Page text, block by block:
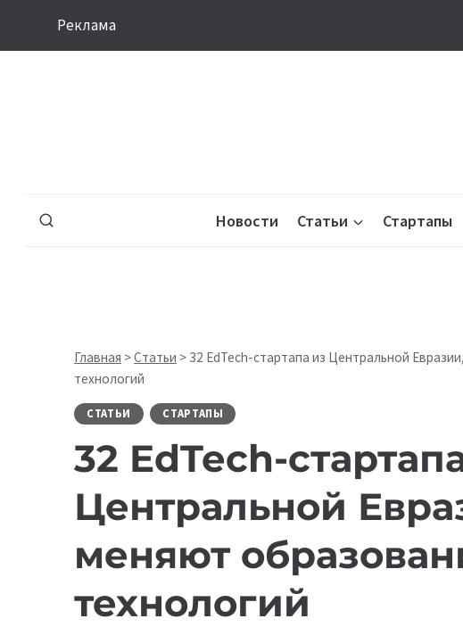
Реклама
Новости Статьи Стартапы
Главная >Статьи > 32 EdTech-стартапа из Центральной
технологий
СТАТЬИ СТАРТАПЫ
32 EdTech-
Центральной
меняют
технологий